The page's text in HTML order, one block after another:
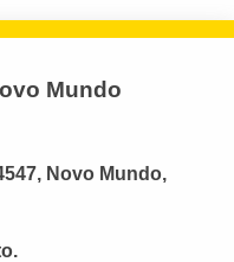
Mundo
Novo Mundo,